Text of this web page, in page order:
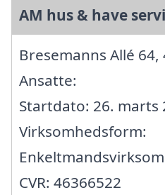
AM hus & have
Bresemanns Allé
Ansatte:
Startdato: 26. marts
Virksomhedsform:
CVR: 46366522